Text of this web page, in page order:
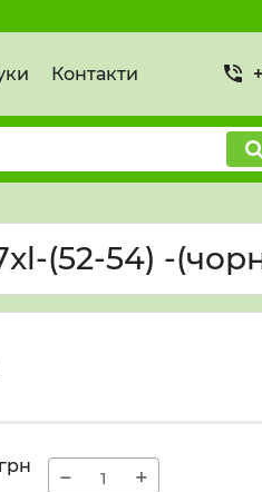
Контакти
(52-54) -
грн − +